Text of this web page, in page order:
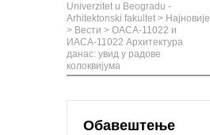
Univerzitet u Beogradu -
Arhitektonski fakultet > Најновије
> Вести > ОАСА-11022 и
ИАСА-11022 Архитектура
данас: увид у радове
колоквијума
Обавештење